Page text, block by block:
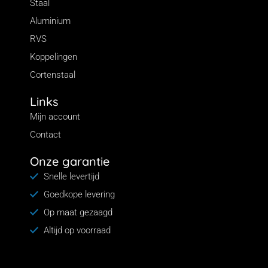
Staal
Aluminium
RVS
Koppelingen
Cortenstaal
Links
Mijn account
Contact
Onze garantie
Snelle levertijd
Goedkope levering
Op maat gezaagd
Altijd op voorraad